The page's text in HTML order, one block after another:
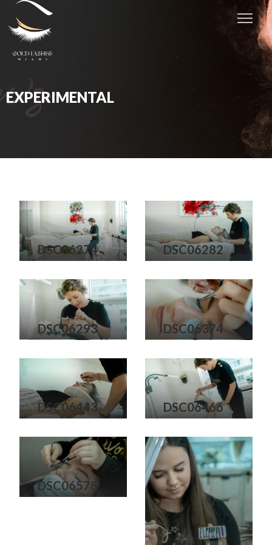
EXPERIMENTAL
DSC06274 DSC06282
DSC06293 DSC06374
DSC06443 DSC06466
DSC06578